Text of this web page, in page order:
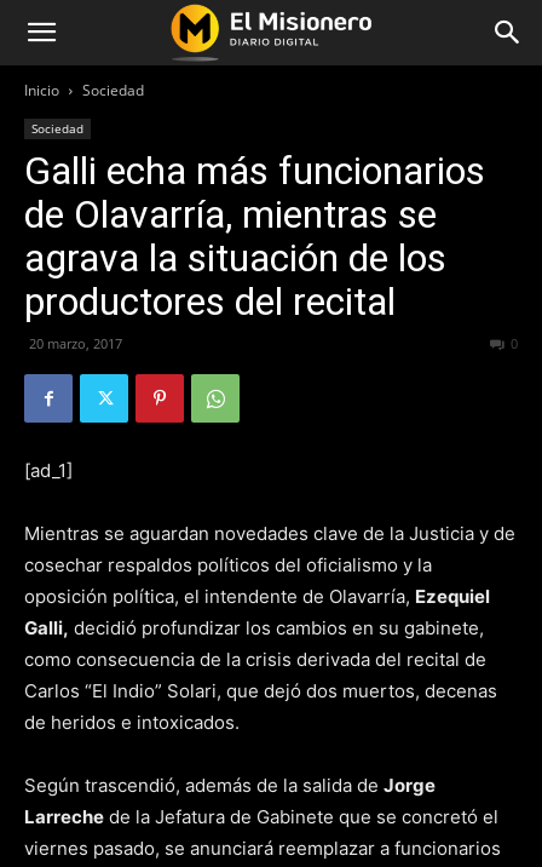
Inicio Sociedad
Sociedad
Galli echa más funcionarios
de Olavarría, mientras se
agrava la situación de los
productores del recital
20 marzo, 2017 0
[ad_1]
Mientras se aguardan novedades clave de la Justicia y de
cosechar respaldos políticos del oficialismo y la
oposición política, el intendente de Olavarría, Ezequiel
Galli, decidió profundizar los cambios en su gabinete,
como consecuencia de la crisis derivada del recital de
Carlos “El Indio” Solari, que dejó dos muertos, decenas
de heridos e intoxicados.
Según trascendió, además de la salida de Jorge
Larreche de la Jefatura de Gabinete que se concretó el
viernes pasado, se anunciará reemplazar a funcionarios